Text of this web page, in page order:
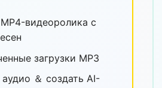
видеоролика с
загрузки MP3
аудио ＆ создать AI-